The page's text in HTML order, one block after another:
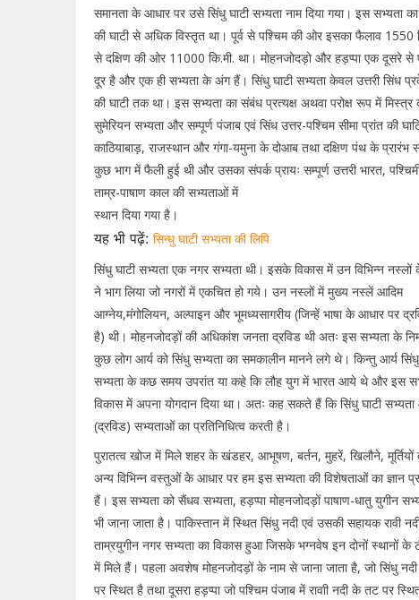
समानता के आधार पर उसे सिंधु घाटी सभ्यता नाम दिया गया। इस सभ्यता का
की घाटी से अधिक विस्तृत था। पूर्व से पश्चिम की ओर इसका फैलाव 1550
से दक्षिण की ओर 11000 कि.मी. था। मोहनजोदड़ो और हड़प्पा एक दूसरे से
दूर है और एक ही सभ्यता के अंग हैं। सिंधु घाटी सभ्यता केवल उत्तरी सिंध
की घाटी तक था। इस सभ्यता का संबंध प्रत्यक्ष अथवा परोक्ष रूप में मिस्त्र
सुमेरियन सभ्यता और सम्पूर्ण पंजाब एवं सिंध उत्तर-पश्चिम सीमा प्रांत की
काठियाबाड़, राजस्थान और गंगा-यमुना के दोआब तथा दक्षिण पंथ के
कुछ भाग में फैली हुई थी और उसका संपर्क प्रायः सम्पूर्ण उत्तरी भारत,
ताम्र-पाषाण काल की सभ्यताओं में
स्थान दिया गया है।
यह भी पढ़ें: सिन्धु घाटी सभ्यता की लिपि
सिंधु घाटी सभ्यता एक नगर सभ्यता थी। इसके विकास में उन विभिन्न नस्लों
ने भाग लिया जो नगरों में एकचित हो गये। उन नस्लों में मुख्य नस्लें आदिम
आग्नेय,मंगोलियन, अल्पाइन और भूमध्यसागरीय (जिन्हें भाषा के आधार पर
है) थी। मोहनजोदड़ों की अधिकांश जनता द्रविड थी अतः इस सभ्यता के
कुछ लोग आर्य को सिंधु सभ्यता का समकालीन मानने लगे थे। किन्तु आर्य
सभ्यता के कछ समय उपरांत या कहे कि लौह युग में भारत आये थे और इस
विकास में अपना योगदान दिया था। अतः कह सकते हैं कि सिंधु घाटी सभ्यता
(द्रविड) सभ्यताओं का प्रतिनिधित्व करती है।
पुरातत्व खोज में मिले शहर के खंडहर, आभूषण, बर्तन, मुहरें, खिलौने, मूर्तियों
अन्य विभिन्न वस्तुओं के आधार पर हम इस सभ्यता की विशेषताओं का ज्ञान
हैं। इस सभ्यता को सैंधव सभ्यता, हड़प्पा मोहनजोदड़ों पाषाण-धातु युगीन
भी जाना जाता है। पाकिस्तान में स्थित सिंधु नदी एवं उसकी सहायक रावी
ताम्रयुगीन नगर सभ्यता का विकास हुआ जिसके भग्नवेष इन दोनों स्थानों के
में मिले हैं। पहला अवशेष मोहनजोदड़ों के नाम से जाना जाता है, जो सिंधु
पर स्थित है तथा दूसरा हड़प्पा जो पश्चिम पंजाब में रावाी नदी के तट पर